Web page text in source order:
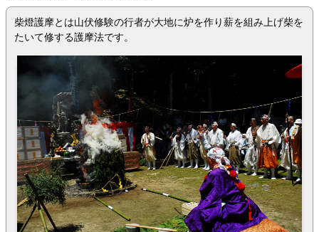
柴燈護摩とは山伏修験の行者が大地に炉を作り薪を組み上げ柴を
たいて修する護摩法です。